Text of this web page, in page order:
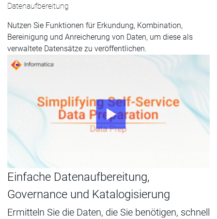
Datenaufbereitung
Nutzen Sie Funktionen für Erkundung, Kombination,
Bereinigung und Anreicherung von Daten, um diese als
verwaltete Datensätze zu veröffentlichen.
Einfache Datenaufbereitung,
Governance und Katalogisierung
Ermitteln Sie die Daten, die Sie benötigen, schnell